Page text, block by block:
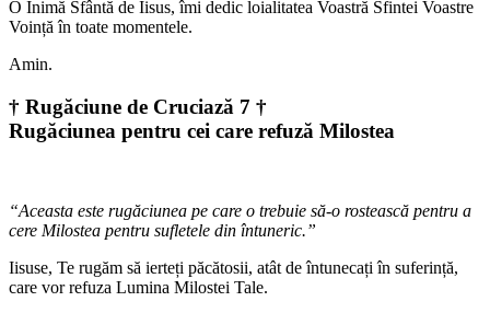
O Inimă Sfântă de Iisus, îmi dedic loialitatea Voastră Sfintei Voastre
Voință în toate momentele.
Amin.
† Rugăciune de Cruciază 7 †
Rugăciunea pentru cei care refuză Milostea
“Aceasta este rugăciunea pe care o trebuie să-o rostească pentru a
cere Milostea pentru sufletele din întuneric.”
Iisuse, Te rugăm să ierteți păcătosii, atât de întunecați în suferință,
care vor refuza Lumina Milostei Tale.